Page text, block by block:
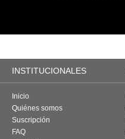
INSTITUCIONALES
Inicio
Quiénes somos
Suscripción
FAQ